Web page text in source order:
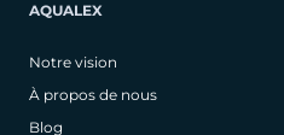
AQUALEX
Notre vision
À propos de nous
Blog